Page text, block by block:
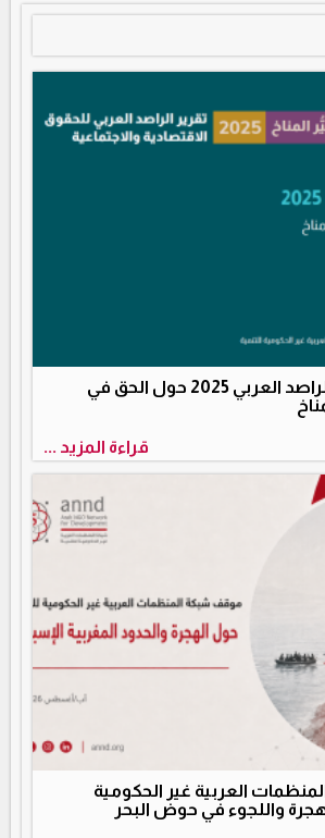
مقدمة تقرير الراصد العربي 2025 حول الحق في
قراءة المزيد ...
العربية غير الحكومية
واللجوء في حوض البحر